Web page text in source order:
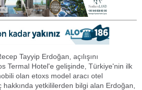
Tayyip Erdoğan, açılışını
Termal Hotel'e gelişinde, Türkiye'nin ilk
olan etoxs model aracı otel
hakkında yetkililerden bilgi alan Erdoğan,